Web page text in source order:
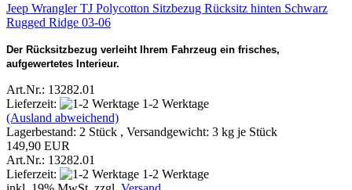
Jeep Wrangler TJ Polycotton Sitzbezug Rücksitz hinten Schwarz
Rugged Ridge 03-06
Der Rücksitzbezug verleiht Ihrem Fahrzeug ein frisches,
aufgewertetes Interieur.
Art.Nr.: 13282.01
Lieferzeit:
1-2 Werktage
(Ausland abweichend)
Lagerbestand: 2 Stück , Versandgewicht: 3 kg je Stück
149,90 EUR
Art.Nr.: 13282.01
Lieferzeit:
1-2 Werktage